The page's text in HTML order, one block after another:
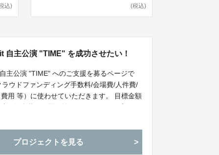
込) (税込)
主公演 "TIME" を成功させたい！
主公演 "TIME" へのご支援を募るページで
ウドファンディング手数料/会場費/人件費/
用 等）に使わせていただきます。 目標金額
プロジェクトを見る